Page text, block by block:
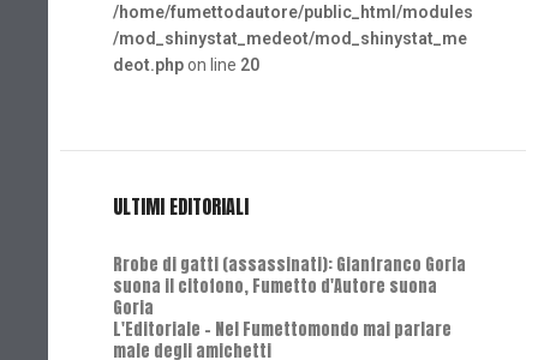
/home/fumettodautore/public_html/modules
/mod_shinystat_medeot/mod_shinystat_me
deot.phpon line 20
ULTIMI EDITORIALI
Rrobe di gatti (assassinati): Gianfranco Goria
suona il citofono, Fumetto d'Autore suona
Goria
L'Editoriale - Nel Fumettomondo mai parlare
male degli amichetti